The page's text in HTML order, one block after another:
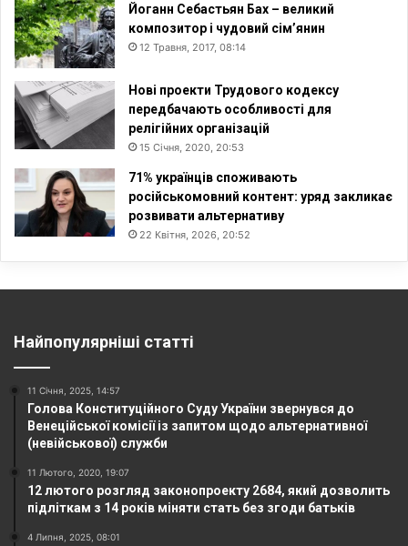
Йоганн Себастьян Бах – великий
композитор і чудовий сім’янин
12 Травня, 2017, 08:14
Нові проекти Трудового кодексу
передбачають особливості для
релігійних організацій
15 Січня, 2020, 20:53
71% українців споживають
російськомовний контент: уряд закликає
розвивати альтернативу
22 Квітня, 2026, 20:52
Найпопулярніші статті
11 Січня, 2025, 14:57
Голова Конституційного Суду України звернувся до
Венеційської комісії із запитом щодо альтернативної
(невійськової) служби
11 Лютого, 2020, 19:07
12 лютого розгляд законопроекту 2684, який дозволить
підліткам з 14 років міняти стать без згоди батьків
4 Липня, 2025, 08:01